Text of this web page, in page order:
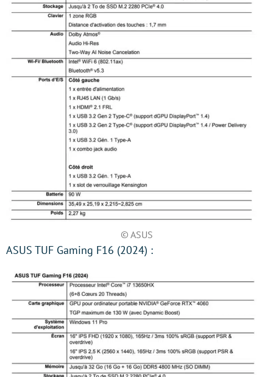
© ASUS
ASUS TUF Gaming F16 (2024) :